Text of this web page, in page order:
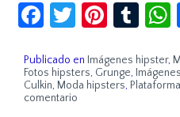
Facebook
Twitter
Publicado en Imágenes hipster,
Fotos hipsters, Grunge,
Culkin, Moda hipsters,
comentario